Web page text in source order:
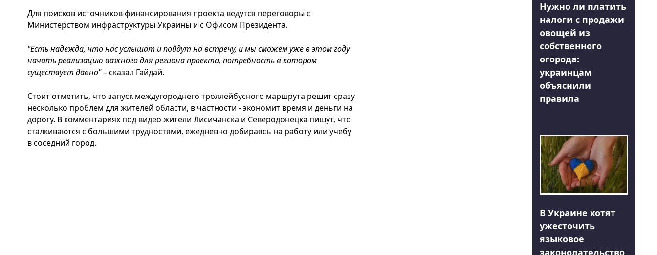
Для поисков источников финансирования проекта ведутся переговоры с
Министерством инфраструктуры Украины и с Офисом Президента.
"Есть надежда, что нас услышат и пойдут на встречу, и мы сможем уже в этом году
начать реализацию важного для региона проекта, потребность в котором
существует давно"– сказал Гайдай.
Стоит отметить, что запуск междугороднего троллейбусного маршрута решит сразу
несколько проблем для жителей области, в частности - экономит время и деньги на
дорогу. В комментариях под видео жители Лисичанска и Северодонецка пишут, что
сталкиваются с большими трудностями, ежедневно добираясь на работу или учебу
в соседний город.
Нужно ли платить
налоги с продажи
овощей из
собственного
огорода:
украинцам
объяснили
правила
В Украине хотят
ужесточить
языковое
законодательство